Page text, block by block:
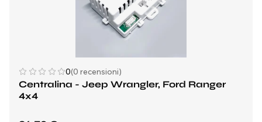
0(0 recensioni)
Centralina - Jeep Wrangler, Ford Ranger
4x4